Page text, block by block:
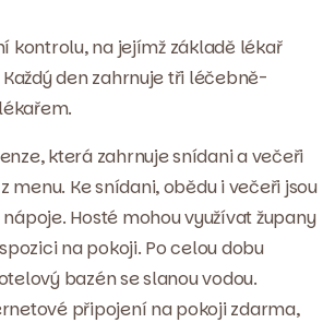
kontrolu, na jejímž základě lékař
den zahrnuje tři léčebně-
která zahrnuje snídani a večeři
Ke snídani, obědu i večeři jsou
Hosté mohou využívat župany
na pokoji. Po celou dobu
bazén se slanou vodou.
připojení na pokoji zdarma,